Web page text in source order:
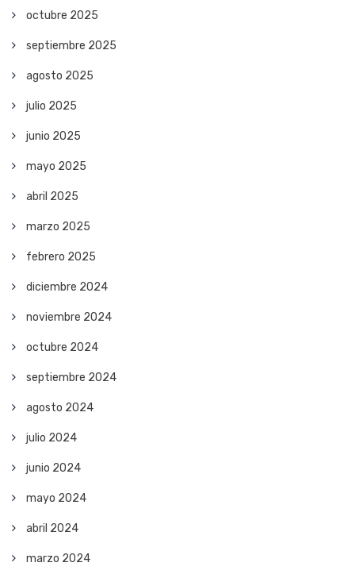
octubre 2025
septiembre 2025
agosto 2025
julio 2025
junio 2025
mayo 2025
abril 2025
marzo 2025
febrero 2025
diciembre 2024
noviembre 2024
octubre 2024
septiembre 2024
agosto 2024
julio 2024
junio 2024
mayo 2024
abril 2024
marzo 2024